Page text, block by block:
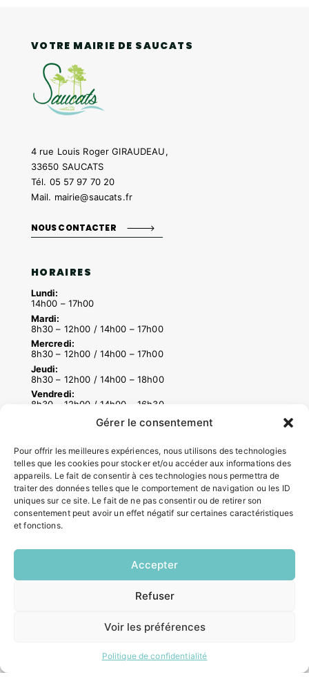
Gérer le consentement
Pour offrir les meilleures expériences, nous utilisons des technologies
telles que les cookies pour stocker et/ou accéder aux informations des
appareils. Le fait de consentir à ces technologies nous permettra de
traiter des données telles que le comportement de navigation ou les ID
uniques sur ce site. Le fait de ne pas consentir ou de retirer son
consentement peut avoir un effet négatif sur certaines caractéristiques
et fonctions.
Accepter
Refuser
Voir les préférences
Politique de confidentialité
VOTRE MAIRIE DE SAUCATS
4 rue Louis Roger GIRAUDEAU,
33650 SAUCATS
Tél. 05 57 97 70 20
Mail. mairie@saucats.fr
NOUS CONTACTER
HORAIRES
Lundi:
14h00 – 17h00
Mardi:
8h30 – 12h00 / 14h00 – 17h00
Mercredi:
8h30 – 12h00 / 14h00 – 17h00
Jeudi:
8h30 – 12h00 / 14h00 – 18h00
Vendredi:
8h30 – 12h00 / 14h00 – 16h30
ACCÉS RAPIDES
Contacter la mairie
Pôle santé
Le Saucatais
Formalités administratives
Restauration scolaire
INFORMATIONS LÉGALES
Politique de confidentialité